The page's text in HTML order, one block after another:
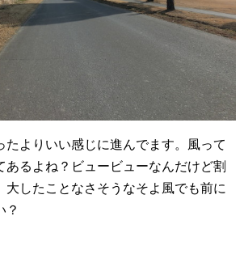
たよりいい感じに進んでます。風って
あるよね？ビュービューなんだけど割
大したことなさそうなそよ風でも前に
？